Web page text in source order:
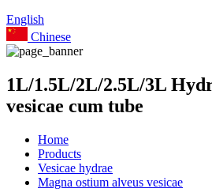
English
Chinese
1L/1.5L/2L/2.5L/3L
vesicae cum tube
Home
Products
Vesicae hydrae
Magna ostium alveus vesicae